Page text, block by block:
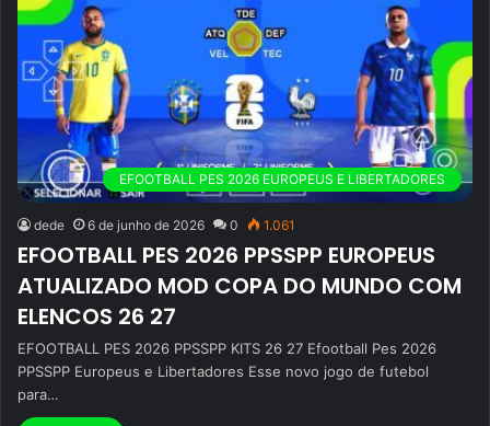
EFOOTBALL PES 2026 EUROPEUS E LIBERTADORES
dede 6 de junho de 2026 0 1.061
EFOOTBALL PES 2026 PPSSPP EUROPEUS
ATUALIZADO MOD COPA DO MUNDO COM
ELENCOS 26 27
EFOOTBALL PES 2026 PPSSPP KITS 26 27 Efootball Pes 2026
PPSSPP Europeus e Libertadores Esse novo jogo de futebol
para…